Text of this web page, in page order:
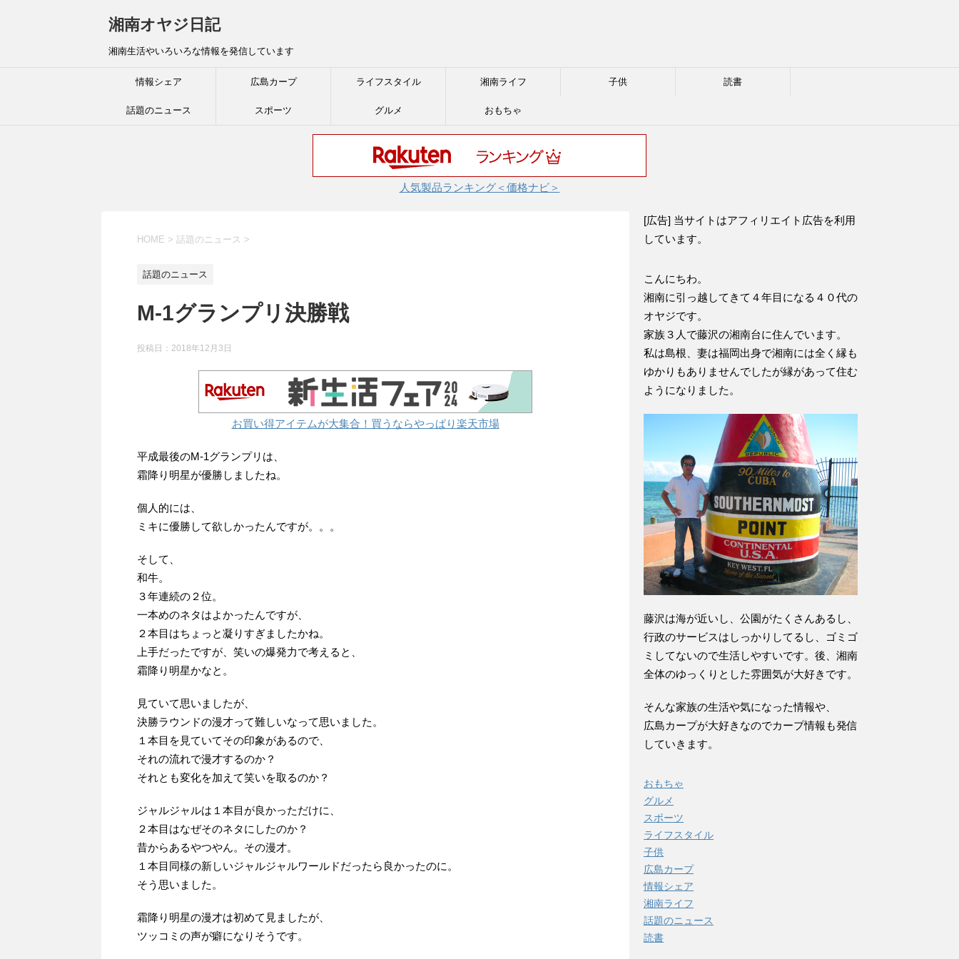
湘南オヤジ日記
湘南生活やいろいろな情報を発信しています
情報シェア 広島カープ ライフスタイル 湘南ライフ 子供 読書
話題のニュース スポーツ グルメ おもちゃ
人気製品ランキング＜価格ナビ＞
HOME > 話題のニュース >
話題のニュース
M-1グランプリ決勝戦
投稿日： 2018年12月3日
お買い得アイテムが大集合！買うならやっぱり楽天市場
平成最後のM-1グランプリは、
霜降り明星が優勝しましたね。
個人的には、
ミキに優勝して欲しかったんですが。。。
そして、
和牛。
３年連続の２位。
一本めのネタはよかったんですが、
２本目はちょっと凝りすぎましたかね。
上手だったですが、笑いの爆発力で考えると、
霜降り明星かなと。
見ていて思いましたが、
決勝ラウンドの漫才って難しいなって思いました。
１本目を見ていてその印象があるので、
それの流れで漫才するのか？
それとも変化を加えて笑いを取るのか？
ジャルジャルは１本目が良かっただけに、
２本目はなぜそのネタにしたのか？
昔からあるやつやん。その漫才。
１本目同様の新しいジャルジャルワールドだったら良かったのに。
そう思いました。
霜降り明星の漫才は初めて見ましたが、
ツッコミの声が癖になりそうです。
[広告] 当サイトはアフィリエイト広告を利用
しています。
こんにちわ。
湘南に引っ越してきて４年目になる４０代の
オヤジです。
家族３人で藤沢の湘南台に住んでいます。
私は島根、妻は福岡出身で湘南には全く縁も
ゆかりもありませんでしたが縁があって住む
ようになりました。
藤沢は海が近いし、公園がたくさんあるし、
行政のサービスはしっかりしてるし、ゴミゴ
ミしてないので生活しやすいです。後、湘南
全体のゆっくりとした雰囲気が大好きです。
そんな家族の生活や気になった情報や、
広島カープが大好きなのでカープ情報も発信
していきます。
おもちゃ
グルメ
スポーツ
ライフスタイル
子供
広島カープ
情報シェア
湘南ライフ
話題のニュース
読書